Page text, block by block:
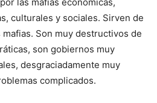
culturales y sociales. Sirven de
Son muy destructivos de
son gobiernos muy
desgraciadamente muy
complicados.